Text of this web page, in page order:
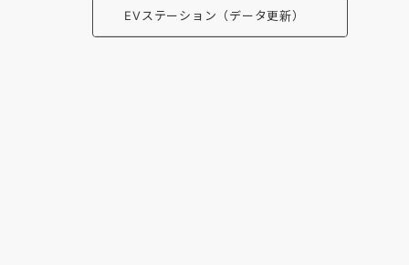
EVステーション（データ更新）